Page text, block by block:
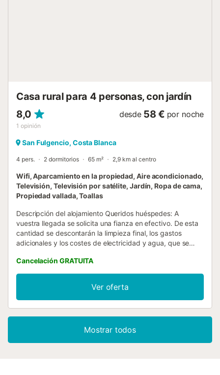
Casa rural para 4 personas, con jardín
8,0
1 opinión
desde 58 € por noche
San Fulgencio, Costa Blanca
4 pers. 2 dormitorios 65 m² 2,9 km al centro
Wifi, Aparcamiento en la propiedad, Aire acondicionado,
Televisión, Televisión por satélite, Jardín, Ropa de cama,
Propiedad vallada, Toallas
Descripción del alojamiento Queridos huéspedes: A
vuestra llegada se solicita una fianza en efectivo. De esta
cantidad se descontarán la limpieza final, los gastos
adicionales y los costes de electricidad y agua, que se
coste adicional. La casa independiente, completamente
alicatada, fue renovada por completo en primavera de
2023. Cuenta con persianas, mosquiteras y aire
acondicionado. En el salón encontraréis un cómodo sofá
con función eléctrica. La casa es ideal para hasta 3
del salón para estancias cortas. Hay cuna de viaje y
mucho espacio de almacenamiento en los armarios.
Cancelación GRATUITA
Ver oferta
Mostrar todos